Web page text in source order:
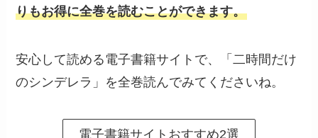
りもお得に全巻を読むことができます。
安心して読める電子書籍サイトで、「二時間だけ
のシンデレラ」を全巻読んでみてくださいね。
電子書籍サイトおすすめ2選